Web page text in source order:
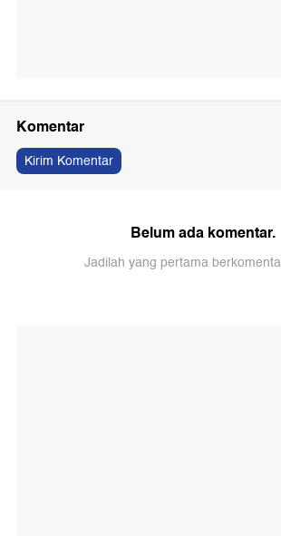
Komentar
Kirim Komentar
Belum ada komentar.
Jadilah yang pertama